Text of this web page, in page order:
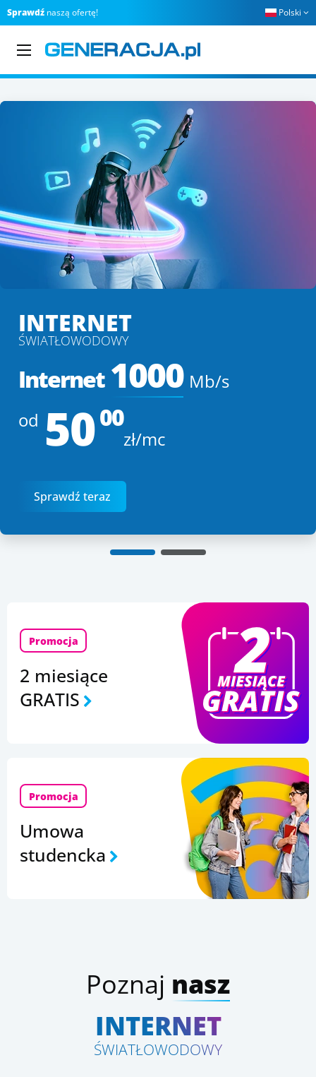
Sprawdź naszą ofertę! Polski 
INTERNET
ŚWIATŁOWODOWY
Internet 1000 Mb/s
od 5000
zł/mc
Sprawdź teraz
Promocja
2 miesiące
GRATIS
Promocja
Umowa
studencka
Poznaj nasz
INTERNET
ŚWIATŁOWODOWY